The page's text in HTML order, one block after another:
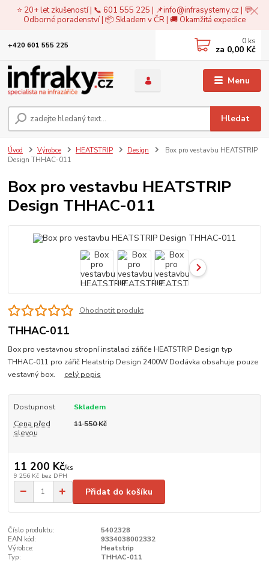
⭐ 20+ let zkušeností | 📞 601 555 225 | 📌info@infrasystemy.cz| 💬
Odborné poradenství | 📦 Skladem v ČR | 🚚 Okamžitá expedice
Menu
Hledat
+420 601 555 225 0 ks
za 0,00 Kč
Úvod Výrobce HEATSTRIP Design
Box pro vestavbu HEATSTRIP
Design THHAC-011
Box pro vestavbu HEATSTRIP
Design THHAC-011
Ohodnotit produkt
THHAC-011
Box pro vestavnou stropní instalaci zářiče HEATSTRIP Design typ
THHAC-011 pro zářič Heatstrip Design 2400W Dodávka obsahuje pouze
vestavný box. celý popis
Dostupnost
Skladem
Cena před
slevou
11 550 Kč
11 200 Kč/ks
9 256 Kč bez DPH
Přidat do košíku
Číslo produktu:
5402328
EAN kód:
9334038002332
Výrobce:
Heatstrip
Typ:
THHAC-011